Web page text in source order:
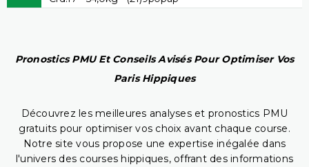
Pronostics PMU Et Conseils Avisés Pour Optimiser Vos
Paris Hippiques
Découvrez les meilleures analyses et pronostics PMU
gratuits pour optimiser vos choix avant chaque course.
Notre site vous propose une expertise inégalée dans
l'univers des courses hippiques, offrant des informations